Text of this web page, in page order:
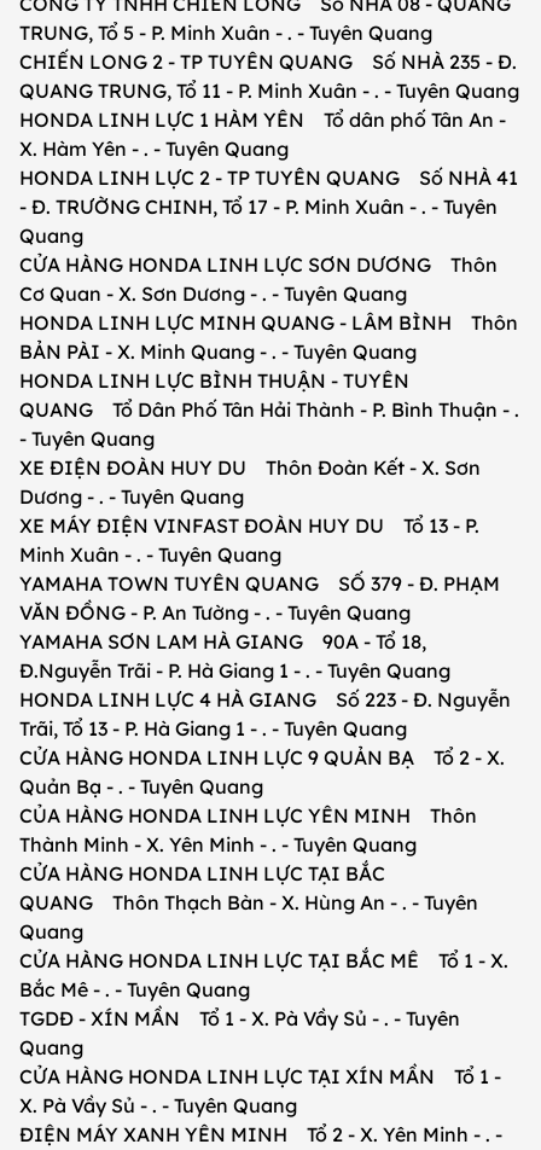
TRUNG, Tổ 5 - P. Minh Xuân - . - Tuyên Quang
CHIẾN LONG 2 - TP TUYÊN QUANG Số NHÀ 235 - Đ.
QUANG TRUNG, Tổ 11 - P. Minh Xuân - . - Tuyên Quang
HONDA LINH LỰC 1 HÀM YÊN Tổ dân phố Tân An -
X. Hàm Yên - . - Tuyên Quang
HONDA LINH LỰC 2 - TP TUYÊN QUANG Số NHÀ 41
- Đ. TRƯỜNG CHINH, Tổ 17 - P. Minh Xuân - . - Tuyên
Quang
CỬA HÀNG HONDA LINH LỰC SƠN DƯƠNG Thôn
Cơ Quan - X. Sơn Dương - . - Tuyên Quang
HONDA LINH LỰC MINH QUANG - LÂM BÌNH Thôn
BẢN PÀI - X. Minh Quang - . - Tuyên Quang
HONDA LINH LỰC BÌNH THUẬN - TUYÊN
QUANG Tổ Dân Phố Tân Hải Thành - P. Bình Thuận - .
- Tuyên Quang
XE ĐIỆN ĐOÀN HUY DU Thôn Đoàn Kết - X. Sơn
Dương - . - Tuyên Quang
XE MÁY ĐIỆN VINFAST ĐOÀN HUY DU Tổ 13 - P.
Minh Xuân - . - Tuyên Quang
YAMAHA TOWN TUYÊN QUANG SỐ 379 - Đ. PHẠM
VĂN ĐỒNG - P. An Tường - . - Tuyên Quang
YAMAHA SƠN LAM HÀ GIANG 90A - Tổ 18,
Đ.Nguyễn Trãi - P. Hà Giang 1 - . - Tuyên Quang
HONDA LINH LỰC 4 HÀ GIANG Số 223 - Đ. Nguyễn
Trãi, Tổ 13 - P. Hà Giang 1 - . - Tuyên Quang
CỬA HÀNG HONDA LINH LỰC 9 QUẢN BẠ Tổ 2 - X.
Quản Bạ - . - Tuyên Quang
CỦA HÀNG HONDA LINH LỰC YÊN MINH Thôn
Thành Minh - X. Yên Minh - . - Tuyên Quang
CỬA HÀNG HONDA LINH LỰC TẠI BẮC
QUANG Thôn Thạch Bàn - X. Hùng An - . - Tuyên
Quang
CỬA HÀNG HONDA LINH LỰC TẠI BẮC MÊ Tổ 1 - X.
Bắc Mê - . - Tuyên Quang
TGDĐ - XÍN MẦN Tổ 1 - X. Pà Vầy Sủ - . - Tuyên
Quang
CỬA HÀNG HONDA LINH LỰC TẠI XÍN MẦN Tổ 1 -
X. Pà Vầy Sủ - . - Tuyên Quang
ĐIỆN MÁY XANH YÊN MINH Tổ 2 - X. Yên Minh - . -